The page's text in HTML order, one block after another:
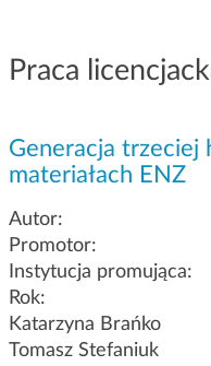
Praca
Generacja trzeciej
materiałach ENZ
Autor:
Promotor:
Instytucja promująca:
Rok:
Katarzyna Brańko
Tomasz Stefaniuk